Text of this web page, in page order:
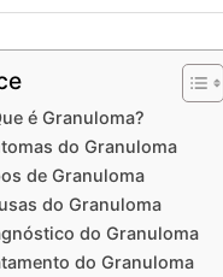
é Granuloma?
do Granuloma
de Granuloma
do Granuloma
do Granuloma
do Granuloma